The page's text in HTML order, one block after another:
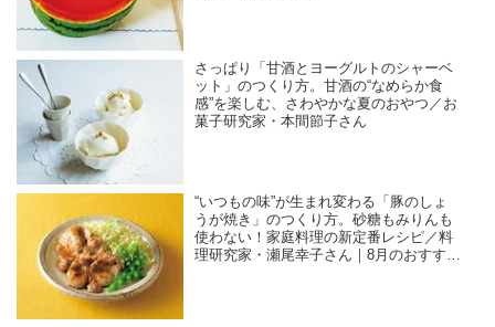
さっぱり「甘酒とヨーグルトのシャーベ
ット」のつくり方。甘酒の“なめらか食
感”を楽しむ、さわやかな夏のおやつ／お
菓子研究家・本間節子さん
“いつもの味”が生まれ変わる「豚のしょ
うが焼き」のつくり方。砂糖もみりんも
使わない！家庭料理の新定番レシピ／料
理研究家・瀬尾幸子さん｜8月のおすすめ